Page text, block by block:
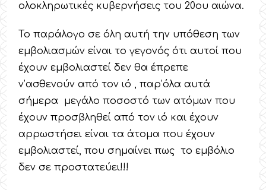
ολοκληρωτικές κυβερνήσεις του 20ου αιώνα.
Το παράλογο σε όλη αυτή την υπόθεση των
εμβολιασμών είναι το γεγονός ότι αυτοί που
έχουν εμβολιαστεί δεν θα έπρεπε
ν’ασθενούν από τον ιό , παρ’όλα αυτά
σήμερα μεγάλο ποσοστό των ατόμων που
έχουν προσβληθεί από τον ιό και έχουν
αρρωστήσει είναι τα άτομα που έχουν
εμβολιαστεί, που σημαίνει πως το εμβόλιο
δεν σε προστατεύει!!!